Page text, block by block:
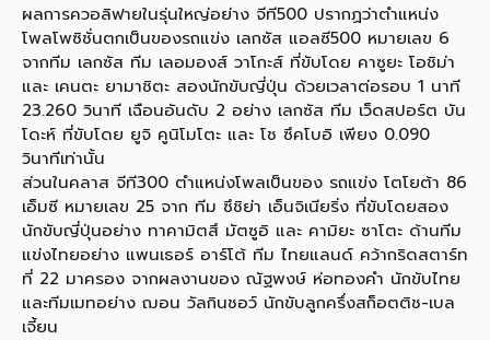
ผลการควอลิฟายในรุ่นใหญ่อย่าง จีที500 ปรากฏว่าตำแหน่ง
โพลโพซิชั่นตกเป็นของรถแข่ง เลกซัส แอลซี500 หมายเลข 6
จากทีม เลกซัส ทีม เลอมองส์ วาโกะส์ ที่ขับโดย คาซูยะ โอชิม่า
และ เคนตะ ยามาชิตะ สองนักขับญี่ปุ่น ด้วยเวลาต่อรอบ 1 นาที
23.260 วินาที เฉือนอันดับ 2 อย่าง เลกซัส ทีม เว็ดสปอร์ต บัน
โดะห์ ที่ขับโดย ยูจิ คูนิโมโตะ และ โช ซึคโบอิ เพียง 0.090
วินาทีเท่านั้น
ส่วนในคลาส จีที300 ตำแหน่งโพลเป็นของ รถแข่ง โตโยต้า 86
เอ็มซี หมายเลข 25 จาก ทีม ซึชิย่า เอ็นจิเนียริ่ง ที่ขับโดยสอง
นักขับญี่ปุ่นอย่าง ทาคามิตสึ มัตซูอิ และ คามิยะ ซาโตะ ด้านทีม
แข่งไทยอย่าง แพนเธอร์ อาร์โต้ ทีม ไทยแลนด์ คว้ากริดสตาร์ท
ที่ 22 มาครอง จากผลงานของ ณัฐพงษ์ ห่อทองคำ นักขับไทย
และทีมเมทอย่าง ฌอน วัลกินชอว์ นักขับลูกครึ่งสก็อตติช-เบล
เจี้ยน